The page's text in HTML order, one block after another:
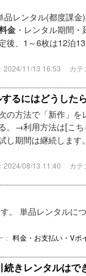
レンタル(都度課
金 ・レンタル期間・
後、1～6枚は12泊
2024/11/13 16:53
カテ
るにはどうした
の方法で「新作」を
。→利用方法は[こ
し期間は継続しま
2024/08/13 11:40
カテ
。 単品レンタルに
料金・お支払い・Vポ
きレンタルはで